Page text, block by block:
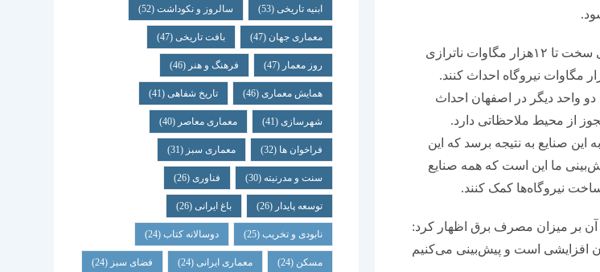
وی افزود: در زمینه ناترازی به طور متوسط حدود ۱۰‌هزار مگاوات و در روز‌‌‌های سخت تا ۱۲‌هزار مگاوات ناترازی
صنایع براساس ماده ۴ قانون مانع‌زدایی از توسعه صنعت برق باید ۱۰‌هزار مگاوات نیروگاه احداث کنند.
و در ماه جاری دو واحد دیگر در اصفهان احداث
مجوز از محیط ملاحظاتی دارد.
نیروگاه‌‌‌های مربوط به این صنایع به نتیجه برسد که این
ما این است که همه صنایع
نیروگاه‌‌‌ها کمک کنند.
آن بر میزان مصرف برق اظهار کرد:
است و پیش‌بینی می‌کنیم
ابنیه تاریخی(53) سالروز و نکوداشت(52)
معماری جهان (47) بافت تاریخی(47)
روز معمار (47) فرهنگ و هنر (46)
همایش معماری(46) تاریخ شفاهی(41)
شهرسازی(41) معماری معاصر (40)
فراخوان ها (32) معماری سبز (31)
سنت و مدرنیته (30) فناوری(26)
توسعه پایدار (26) باغ ایرانی(26)
نابودی و تخریب(25) دوسالانه کتاب(24)
مسکن (24) معماری ایرانی(24) فضای سبز (24)